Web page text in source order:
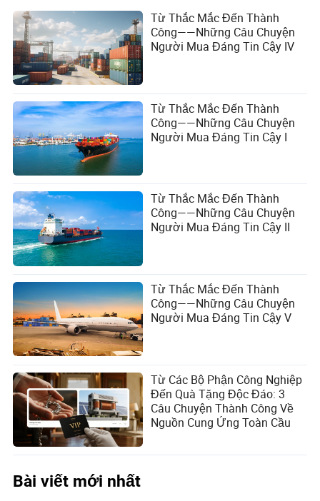
Từ Thắc Mắc Đến Thành
Công——Những Câu Chuyện
Người Mua Đáng Tin Cậy IV
Từ Thắc Mắc Đến Thành
Công——Những Câu Chuyện
Người Mua Đáng Tin Cậy I
Từ Thắc Mắc Đến Thành
Công——Những Câu Chuyện
Người Mua Đáng Tin Cậy II
Từ Thắc Mắc Đến Thành
Công——Những Câu Chuyện
Người Mua Đáng Tin Cậy V
Từ Các Bộ Phận Công Nghiệp
Đến Quà Tặng Độc Đáo: 3
Câu Chuyện Thành Công Về
Nguồn Cung Ứng Toàn Cầu
Bài viết mới nhất